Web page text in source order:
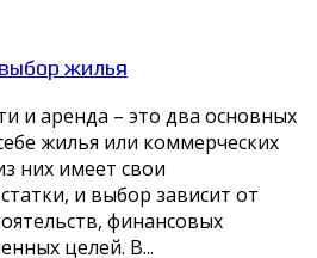
жилья
и аренда – это два основных
жилья или коммерческих
них имеет свои
и выбор зависит от
финансовых
целей. В...